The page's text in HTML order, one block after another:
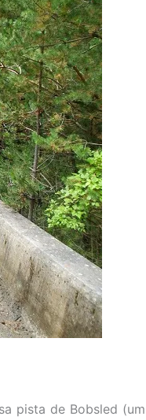
pista de Bobsled (um